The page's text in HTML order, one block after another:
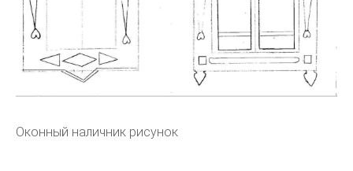
Оконный наличник рисунок